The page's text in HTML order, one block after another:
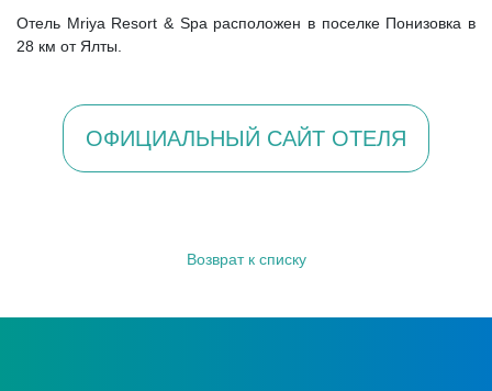
Отель Mriya Resort & Spa расположен в поселке Понизовка в
28 км от Ялты.
ОФИЦИАЛЬНЫЙ САЙТ ОТЕЛЯ
Возврат к списку